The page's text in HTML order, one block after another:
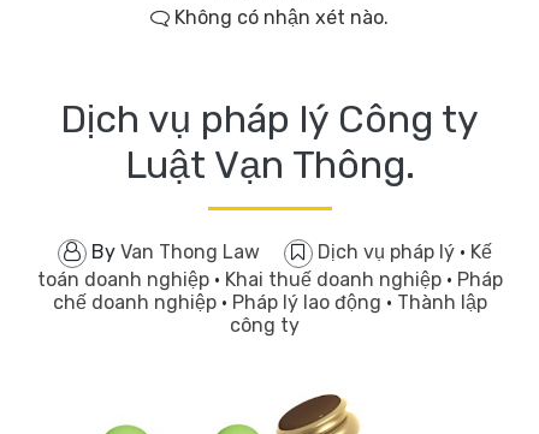
Không có nhận xét nào.
Dịch vụ pháp lý Công ty
Luật Vạn Thông.
By Van Thong Law Dịch vụ pháp lý · Kế
toán doanh nghiệp · Khai thuế doanh nghiệp · Pháp
chế doanh nghiệp · Pháp lý lao động · Thành lập
công ty